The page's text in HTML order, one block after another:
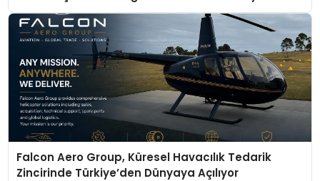
Falcon Aero Group, Küresel Havacılık Tedarik
Zincirinde Türkiye’den Dünyaya Açılıyor